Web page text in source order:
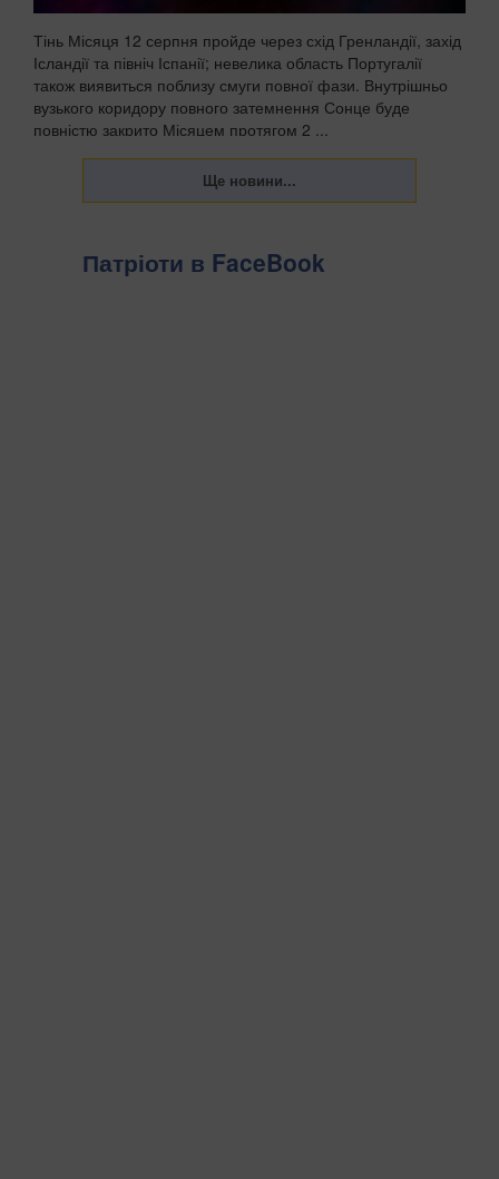
Тінь Місяця 12 серпня пройде через схід Гренландії, захід
Ісландії та північ Іспанії; невелика область Португалії
також виявиться поблизу смуги повної фази. Внутрішньо
вузького коридору повного затемнення Сонце буде
повністю закрито Місяцем протягом 2 ...
Патріоти в FaceBook